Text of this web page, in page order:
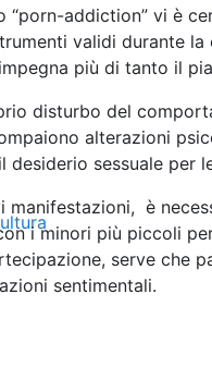
addiction” vi è
validi durante
più di tanto il
disturbo del
alterazioni
desiderio sessuale
manifestazioni, è
i minori più piccoli
serve che
sentimentali.